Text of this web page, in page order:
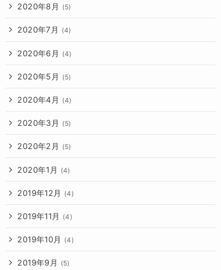
2020年8月 (5)
2020年7月 (4)
2020年6月 (4)
2020年5月 (5)
2020年4月 (4)
2020年3月 (5)
2020年2月 (5)
2020年1月 (4)
2019年12月 (4)
2019年11月 (4)
2019年10月 (4)
2019年9月 (5)